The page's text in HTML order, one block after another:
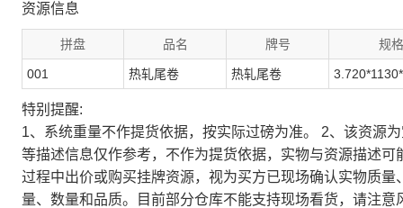
资源信息
拼盘 品名 牌号 规格
001 热轧尾卷 热轧尾卷
特别提醒:
1、系统重量不作提货依据，按实际过磅为准。 2、该资源
等描述信息仅作参考，不作为提货依据，实物与资源描述
过程中出价或购买挂牌资源，视为买方已现场确认实物质
量、数量和品质。目前部分仓库不能支持现场看货，请注